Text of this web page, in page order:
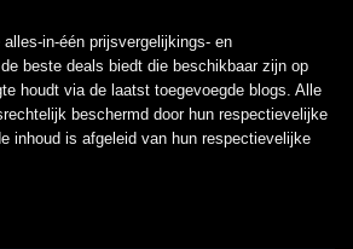
in-één prijsvergelijkings- en
beste deals biedt die beschikbaar zijn op
houdt via de laatst toegevoegde blogs. Alle
beschermd door hun respectievelijke
inhoud is afgeleid van hun respectievelijke